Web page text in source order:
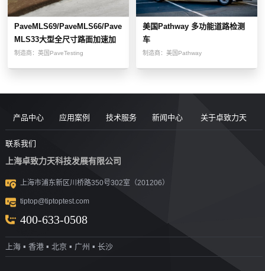
PaveMLS69/PaveMLS66/Pave
MLS33大型全尺寸路面加速加
载测试设备
制造商： 英国PaveTesting
美国Pathway 多功能道路检测
车
制造商： 美国Pathway
产品中心
道路现场检
测设备
沥青/沥青胶
结料测试设
沥青混合料
设备
岩石力学测
试设备
集料/水泥/混
应用案例
视频
技术服务
团队风采
UTM升级
技术答疑
新闻中心 关于卓致力天
合作伙伴
联系我们
上海卓致力天科技发展有限公司
上海市浦东新区川桥路350号302室（201206）
tiptop@tiptoptest.com
400-633-0508
上海 ▪ 香港 ▪ 北京 ▪ 广州 ▪ 长沙